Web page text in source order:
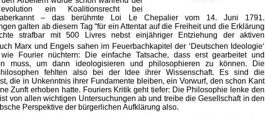
ein Koalitionsrecht bei
aberkannt – das berühmte Loi Le Chepalier vom 14. Juni 1791.
galten ab diesem Tag “für ein Attentat auf die Freiheit und die Erklärung
strafbar mit 500 Livres nebst einjähriger Entziehung der aktiven
Marx und Engels sahen im Feuerbachkapitel der ‘Deutschen Ideologie‘
Fourier nüchtern: Die einfache Tatsache, dass erst gearbeitet und
muss, um dann ideologisieren und philosophieren zu können. Die
fehlten also bei der Idee ihrer Wissenschaft. Es sind die
die in Unkenntnis ihrer Fundamente bleiben, ein Vorwurf, den schon Kant
Zunft erhoben hatte. Fouriers Kritik geht tiefer: Die Philosophie lenke den
von allen wichtigen Untersuchungen ab und treibe die Gesellschaft in den
Perspektive der bürgerlichen Aufklärung also.